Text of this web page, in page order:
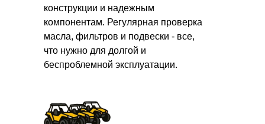
конструкции и надежным
компонентам. Регулярная проверка
масла, фильтров и подвески - все,
что нужно для долгой и
беспроблемной эксплуатации.